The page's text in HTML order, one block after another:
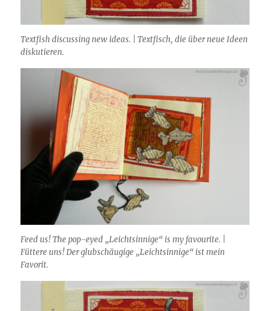
Textfish discussing new ideas. | Textfisch, die über neue Ideen
diskutieren.
Feed us! The pop-eyed „Leichtsinnige“ is my favourite. |
Füttere uns! Der glubschäugige „Leichtsinnige“ ist mein
Favorit.